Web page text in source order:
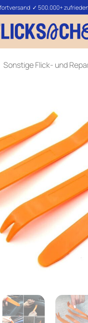
✓ 500.000+
Sonstige Flick- und